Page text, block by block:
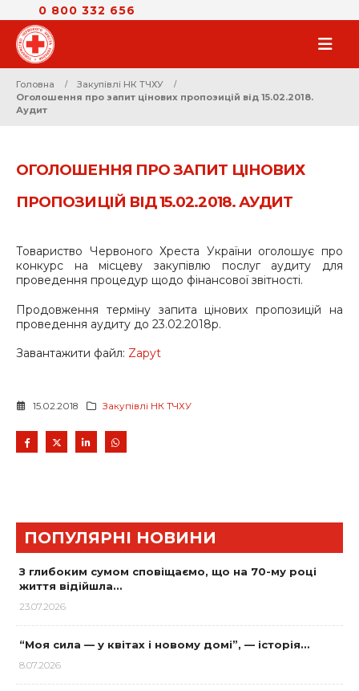
0 800 332 656
Головна
Закупівлі НК ТЧХУ
Оголошення про запит цінових пропозицій від 15.02.2018.
Аудит
ОГОЛОШЕННЯ ПРО ЗАПИТ ЦІНОВИХ
ПРОПОЗИЦІЙ ВІД 15.02.2018. АУДИТ
Товариство Червоного Хреста України оголошує про
конкурс на місцеву закупівлю послуг аудиту для
проведення процедур щодо фінансової звітності.
Продовження терміну запита цінових пропозицій на
проведення аудиту до 23.02.2018р.
Завантажити файл: Zapyt
15.02.2018 Закупівлі НК ТЧХУ
ПОПУЛЯРНІ НОВИНИ
З глибоким сумом сповіщаємо, що на 70-му році
життя відійшла…
23.07.2026
“Моя сила — у квітах і новому домі”, — історія…
8.07.2026